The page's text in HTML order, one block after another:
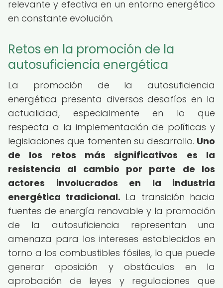
relevante y efectiva en un entorno energético
en constante evolución.
Retos en la promoción de la
autosuficiencia energética
La promoción de la autosuficiencia
energética presenta diversos desafíos en la
actualidad, especialmente en lo que
respecta a la implementación de políticas y
legislaciones que fomenten su desarrollo. Uno
de los retos más significativos es la
resistencia al cambio por parte de los
actores involucrados en la industria
energética tradicional. La transición hacia
fuentes de energía renovable y la promoción
de la autosuficiencia representan una
amenaza para los intereses establecidos en
torno a los combustibles fósiles, lo que puede
generar oposición y obstáculos en la
aprobación de leyes y regulaciones que